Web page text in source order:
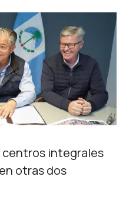
centros integrales
otras dos